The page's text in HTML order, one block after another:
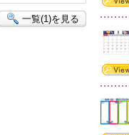
一覧(1)を見る